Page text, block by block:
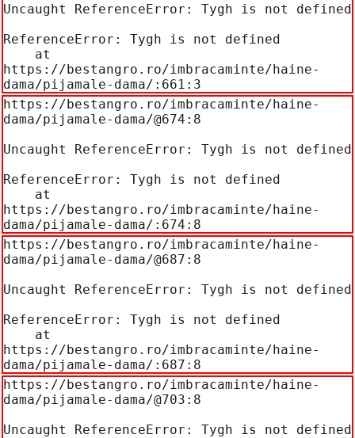
Uncaught ReferenceError: Tygh is not defined
ReferenceError: Tygh is not defined
https://bestangro.ro/imbracaminte/haine-
dama/pijamale-dama/:661:3
https://bestangro.ro/imbracaminte/haine-
dama/pijamale-dama/@674:8
Uncaught ReferenceError: Tygh is not defined
ReferenceError: Tygh is not defined
https://bestangro.ro/imbracaminte/haine-
dama/pijamale-dama/:674:8
https://bestangro.ro/imbracaminte/haine-
dama/pijamale-dama/@687:8
Uncaught ReferenceError: Tygh is not defined
ReferenceError: Tygh is not defined
https://bestangro.ro/imbracaminte/haine-
dama/pijamale-dama/:687:8
https://bestangro.ro/imbracaminte/haine-
dama/pijamale-dama/@703:8
Uncaught ReferenceError: Tygh is not defined